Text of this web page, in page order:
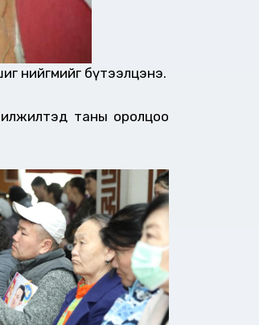
нийгмийг бүтээлцэнэ.
таны оролцоо